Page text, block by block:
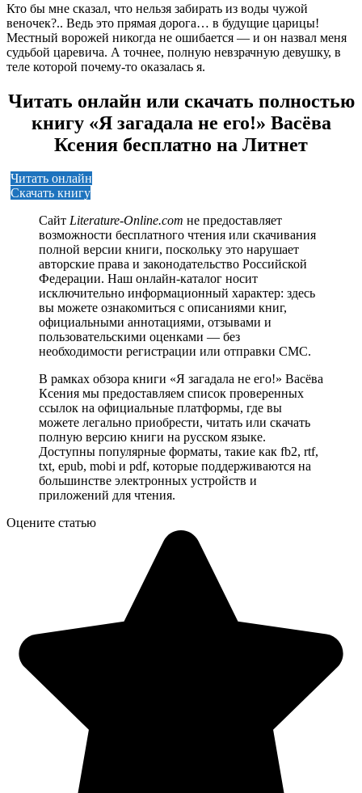
Кто бы мне сказал, что нельзя забирать из воды чужой
веночек?.. Ведь это прямая дорога… в будущие царицы!
Местный ворожей никогда не ошибается — и он назвал меня
судьбой царевича. А точнее, полную невзрачную девушку, в
теле которой почему-то оказалась я.
Читать онлайн или скачать полностью
книгу «Я загадала не его!» Васёва
Ксения бесплатно на Литнет
Читать онлайн
Скачать книгу
Сайт Literature-Online.com не предоставляет
возможности бесплатного чтения или скачивания
полной версии книги, поскольку это нарушает
авторские права и законодательство Российской
Федерации. Наш онлайн-каталог носит
исключительно информационный характер: здесь
вы можете ознакомиться с описаниями книг,
официальными аннотациями, отзывами и
пользовательскими оценками — без
необходимости регистрации или отправки СМС.
В рамках обзора книги «Я загадала не его!» Васёва
Ксения мы предоставляем список проверенных
ссылок на официальные платформы, где вы
можете легально приобрести, читать или скачать
полную версию книги на русском языке.
Доступны популярные форматы, такие как fb2, rtf,
txt, epub, mobi и pdf, которые поддерживаются на
большинстве электронных устройств и
приложений для чтения.
Оцените статью